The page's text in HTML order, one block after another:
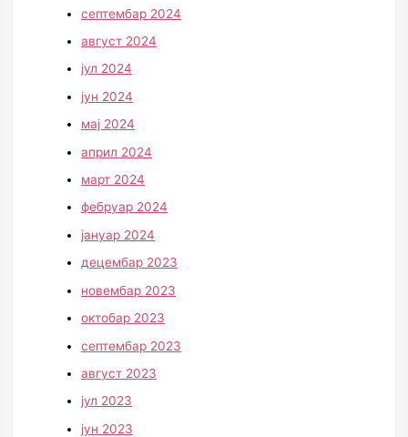
септембар 2024
август 2024
јул 2024
јун 2024
мај 2024
април 2024
март 2024
фебруар 2024
јануар 2024
децембар 2023
новембар 2023
октобар 2023
септембар 2023
август 2023
јул 2023
јун 2023